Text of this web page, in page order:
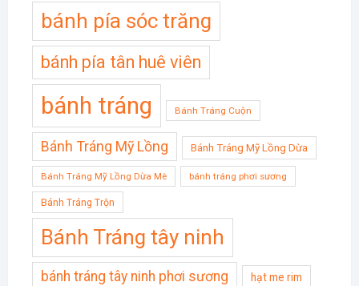
bánh pía sóc trăng
bánh pía tân huê viên
bánh tráng Bánh Tráng Cuộn
Bánh Tráng Mỹ Lồng Bánh Tráng Mỹ Lồng Dừa
Bánh Tráng Mỹ Lồng Dừa Mè bánh tráng phơi sương
Bánh Tráng Trộn
Bánh Tráng tây ninh
bánh tráng tây ninh phơi sương hạt me rim